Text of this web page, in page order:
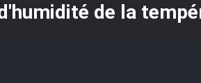
de la